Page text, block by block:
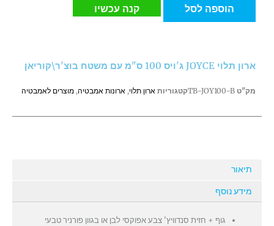
ס"מ
משטח
הוספה לסל קנה עכשיו
ארון תלוי JOYCE ג'ויס 100 ס"מ עם משטח בוצ'ר\קוריאן
מק"ט TB-JOY100-Bקטגוריות ארון תלוי, ארונות אמבטיה, מוצרים לאמבטיה
תיאור
מידע נוסף
גוף + חזית סנדוויץ' צבע אפוקסי לבן או בגוון פורניר טבעי